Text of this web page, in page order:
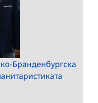
Бранденбургска